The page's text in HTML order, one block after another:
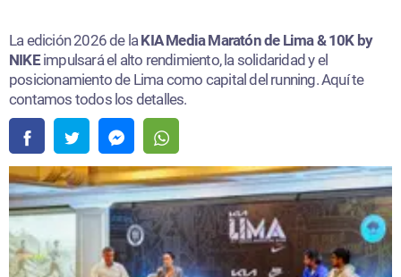
La edición 2026 de la KIA Media Maratón de Lima & 10K by
NIKEimpulsará el alto rendimiento, la solidaridad y el
posicionamiento de Lima como capital del running. Aquí te
contamos todos los detalles.